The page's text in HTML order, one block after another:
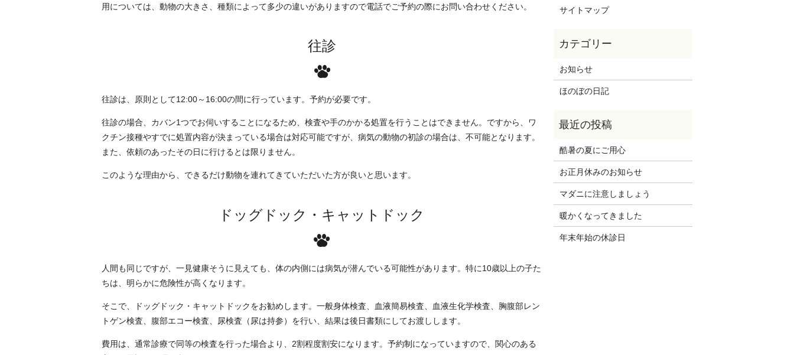
用については、動物の大きさ、種類によって多少の違いがありますので電話でご予約の際にお問い合わせください。
往診
往診は、原則として12:00～16:00の間に行っています。予約が必要です。
往診の場合、カバン1つでお伺いすることになるため、検査や手のかかる処置を行うことはできません。ですから、ワ
クチン接種やすでに処置内容が決まっている場合は対応可能ですが、病気の動物の初診の場合は、不可能となります。
また、依頼のあったその日に行けるとは限りません。
このような理由から、できるだけ動物を連れてきていただいた方が良いと思います。
ドッグドック・キャットドック
人間も同じですが、一見健康そうに見えても、体の内側には病気が潜んでいる可能性があります。特に10歳以上の子た
ちは、明らかに危険性が高くなります。
そこで、ドッグドック・キャットドックをお勧めします。一般身体検査、血液簡易検査、血液生化学検査、胸腹部レン
トゲン検査、腹部エコー検査、尿検査（尿は持参）を行い、結果は後日書類にしてお渡しします。
費用は、通常診療で同等の検査を行った場合より、2割程度割安になります。予約制になっていますので、関心のある
サイトマップ
お知らせ
ほのぼの日記
酷暑の夏にご用心
お正月休みのお知らせ
マダニに注意しましょう
暖かくなってきました
年末年始の休診日